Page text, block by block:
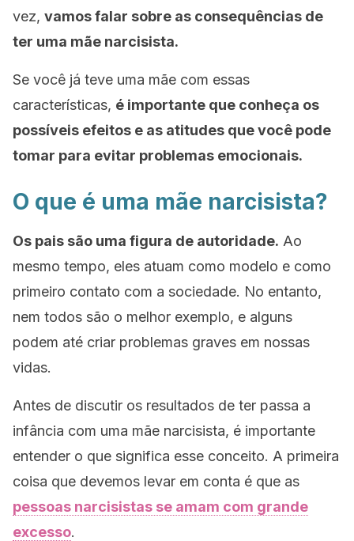
vez, vamos falar sobre as consequências de
ter uma mãe narcisista.
Se você já teve uma mãe com essas
características, é importante que conheça os
possíveis efeitos e as atitudes que você pode
tomar para evitar problemas emocionais.
O que é uma mãe narcisista?
Os pais são uma figura de autoridade. Ao
mesmo tempo, eles atuam como modelo e como
primeiro contato com a sociedade. No entanto,
nem todos são o melhor exemplo, e alguns
podem até criar problemas graves em nossas
vidas.
Antes de discutir os resultados de ter passa a
infância com uma mãe narcisista, é importante
entender o que significa esse conceito. A primeira
coisa que devemos levar em conta é que as
pessoas narcisistas se amam com grande
excesso.